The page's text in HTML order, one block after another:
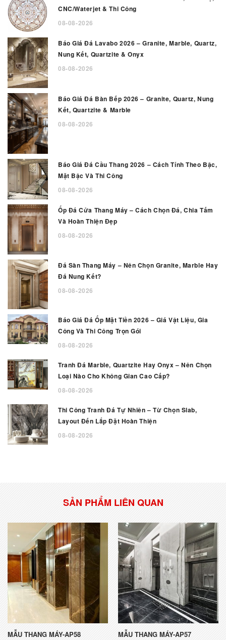
CNC/Waterjet & Thi Công
08-08-2026
Báo Giá Đá Lavabo 2026 – Granite, Marble, Quartz,
Nung Kết, Quartzite & Onyx
08-08-2026
Báo Giá Đá Bàn Bếp 2026 – Granite, Quartz, Nung
Kết, Quartzite & Marble
08-08-2026
Báo Giá Đá Cầu Thang 2026 – Cách Tính Theo Bậc,
Mặt Bậc Và Thi Công
08-08-2026
Ốp Đá Cửa Thang Máy – Cách Chọn Đá, Chia Tấm
Và Hoàn Thiện Đẹp
08-08-2026
Đá Sàn Thang Máy – Nên Chọn Granite, Marble Hay
Đá Nung Kết?
08-08-2026
Báo Giá Đá Ốp Mặt Tiền 2026 – Giá Vật Liệu, Gia
Công Và Thi Công Trọn Gói
08-08-2026
Tranh Đá Marble, Quartzite Hay Onyx – Nên Chọn
Loại Nào Cho Không Gian Cao Cấp?
08-08-2026
Thi Công Tranh Đá Tự Nhiên – Từ Chọn Slab,
Layout Đến Lắp Đặt Hoàn Thiện
08-08-2026
SẢN PHẨM LIÊN QUAN
MẪU THANG MÁY-AP58
MẪU THANG MÁY-AP57